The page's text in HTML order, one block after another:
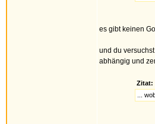
es gibt keinen
und du
abhängig und
Zitat:
...